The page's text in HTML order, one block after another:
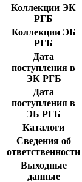
Коллекции ЭК
РГБ
Коллекции ЭБ
РГБ
Дата
поступления в
ЭК РГБ
Дата
поступления в
ЭБ РГБ
Каталоги
Сведения об
ответственности
Выходные
данные